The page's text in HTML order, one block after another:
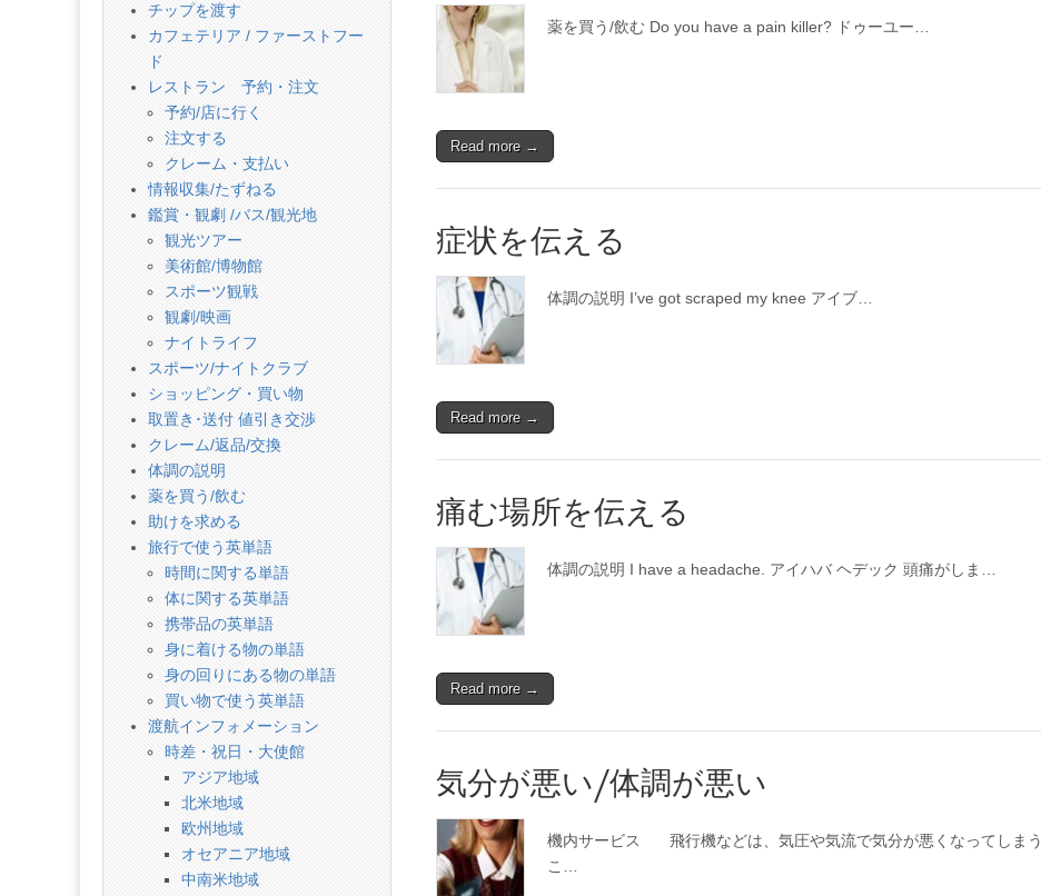
薬を買う/飲む Do you have a pain killer? ドゥーユー…
Read more →
症状を伝える
体調の説明 I’ve got scraped my knee アイブ…
Read more →
痛む場所を伝える
体調の説明 I have a headache. アイハバ ヘデック 頭痛がしま…
Read more →
気分が悪い/体調が悪い
機内サービス 飛行機などは、気圧や気流で気分が悪くなってしまう
こ…
チップを渡す
カフェテリア / ファーストフー
ド
レストラン 予約・注文
予約/店に行く
注文する
クレーム・支払い
情報収集/たずねる
鑑賞・観劇 /バス/観光地
観光ツアー
美術館/博物館
スポーツ観戦
観劇/映画
ナイトライフ
スポーツ/ナイトクラブ
ショッピング・買い物
取置き･送付 値引き交渉
クレーム/返品/交換
体調の説明
薬を買う/飲む
助けを求める
旅行で使う英単語
時間に関する単語
体に関する英単語
携帯品の英単語
身に着ける物の単語
身の回りにある物の単語
買い物で使う英単語
渡航インフォメーション
時差・祝日・大使館
アジア地域
北米地域
欧州地域
オセアニア地域
中南米地域